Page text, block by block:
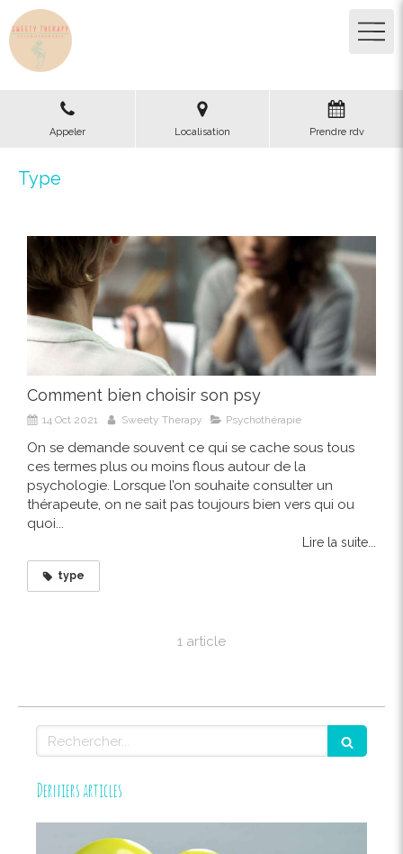
Appeler Localisation Prendre rdv
Type
Comment bien choisir son psy
14 Oct 2021 Sweety Therapy Psychothérapie
On se demande souvent ce qui se cache sous tous
ces termes plus ou moins flous autour de la
psychologie. Lorsque l’on souhaite consulter un
thérapeute, on ne sait pas toujours bien vers qui ou
quoi...
Lire la suite...
type
1 article
Rechercher
Derniers articles